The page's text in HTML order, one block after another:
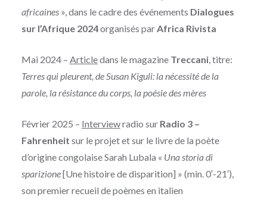
africaines», dans le cadre des événements Dialogues
sur l’Afrique 2024organisés parAfrica Rivista
Mai 2024 – Articledans le magazine Treccani, titre:
Terres qui pleurent, de Susan Kiguli: la nécessité de la
parole, la résistance du corps, la poésie des mères
Février 2025 – Interviewradio sur Radio 3 –
Fahrenheit sur le projet et sur le livre de la poète
d’origine congolaise Sarah Lubala « Una storia di
sparizione[Une histoire de disparition] » (min. 0′-21′),
son premier recueil de poèmes en italien